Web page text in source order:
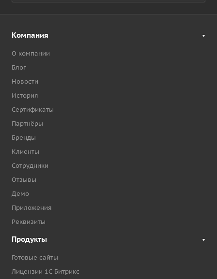
Компания
О компании
Блог
Новости
История
Сертификаты
Партнёры
Бренды
Клиенты
Сотрудники
Отзывы
Демо
Приложения
Реквизиты
Продукты
Готовые сайты
Лицензии 1С-Битрикс